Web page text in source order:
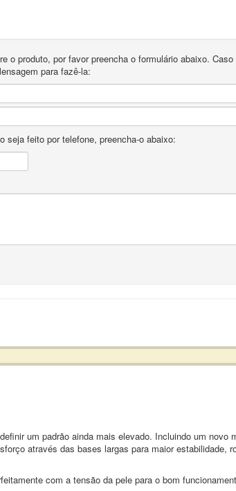
o produto, por favor preencha o formulário abaixo.
para fazê-la:
seja feito por telefone, preencha-o abaixo:
um padrão ainda mais elevado. Incluindo um novo
através das bases largas para maior estabilidade,
com a tensão da pele para o bom